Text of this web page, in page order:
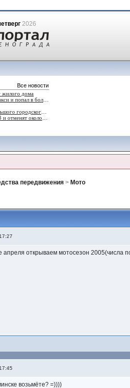
2026
передвижения > Мото
апреля открываем мотосезон 2005(числа
возьмёте? =))))